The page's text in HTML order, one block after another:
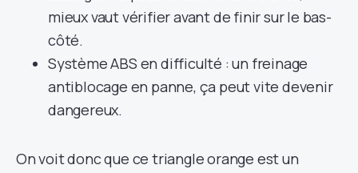
mieux vaut vérifier avant de finir sur le bas-
côté.
Système ABS en difficulté : un freinage
antiblocage en panne, ça peut vite devenir
dangereux.
On voit donc que ce triangle orange est un